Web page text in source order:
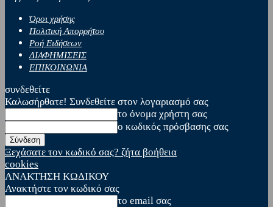
Όροι χρήσης
Πολιτική Απορρήτου
Ροή Ειδήσεων
ΔΙΑΦΗΜΙΣΕΙΣ
ΕΠΙΚΟΙΝΩΝΙΑ
συνδεθείτε
Καλωσήρθατε! Συνδεθείτε στον λογαριασμό σας
το όνομα χρήστη σας
ο κωδικός πρόσβασης σας
Ξεχάσατε τον κωδικό σας? ζήτα βοήθεια
cookies
ΑΝΑΚΤΗΣΗ ΚΩΔΙΚΟΥ
Ανακτήστε τον κωδικό σας
το email σας